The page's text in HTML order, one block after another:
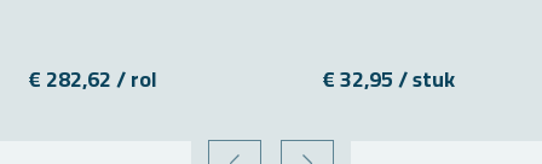
€ 282,62 / rol € 32,95 / stuk